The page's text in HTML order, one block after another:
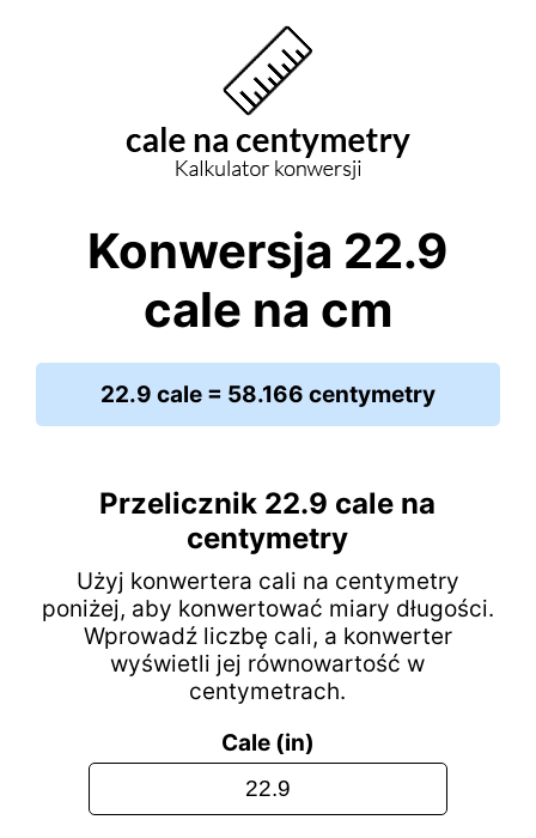
Konwersja 22.9
cale na cm
22.9 cale = 58.166 centymetry
Przelicznik 22.9 cale na
centymetry
Użyj konwertera cali na centymetry
poniżej, aby konwertować miary długości.
Wprowadź liczbę cali, a konwerter
wyświetli jej równowartość w
centymetrach.
Cale (in)